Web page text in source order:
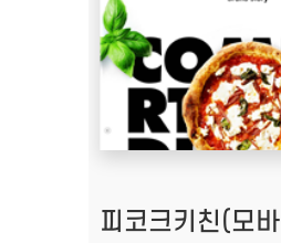
피코크키친(모